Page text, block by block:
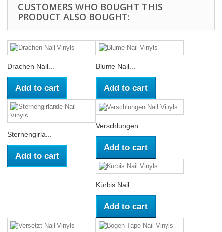
CUSTOMERS WHO BOUGHT THIS
PRODUCT ALSO BOUGHT:
Drachen Nail...
Add to cart
Blume Nail...
Add to cart
Sternengirla...
Add to cart
Verschlungen...
Add to cart
Kürbis Nail...
Add to cart